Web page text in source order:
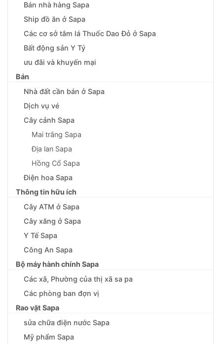
Bán nhà hàng Sapa
Ship đồ ăn ở Sapa
Các cơ sở tắm lá Thuốc Dao Đỏ ở Sapa
Bất động sản Y Tý
ưu đãi và khuyến mại
Bán
Nhà đất cần bán ở Sapa
Dịch vụ vé
Cây cảnh Sapa
Mai trắng Sapa
Địa lan Sapa
Hồng Cổ Sapa
Điện hoa Sapa
Thông tin hữu ích
Cây ATM ở Sapa
Cây xăng ở Sapa
Y Tế Sapa
Công An Sapa
Bộ máy hành chính Sapa
Các xã, Phường của thị xã sa pa
Các phòng ban đợn vị
Rao vặt Sapa
sửa chữa điện nước Sapa
Mỹ phẩm Sapa